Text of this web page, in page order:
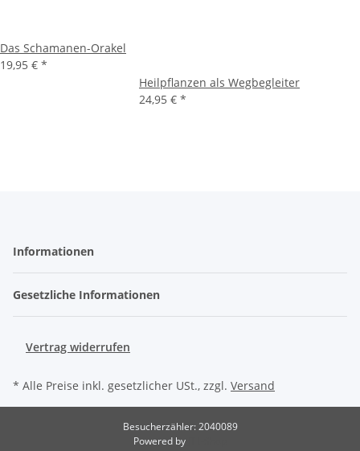
Das Schamanen-Orakel
19,95 € *
Heilpflanzen als Wegbegleiter
24,95 € *
Informationen
Gesetzliche Informationen
Vertrag widerrufen
* Alle Preise inkl. gesetzlicher USt., zzgl. Versand
Besucherzähler: 2040089
Powered by